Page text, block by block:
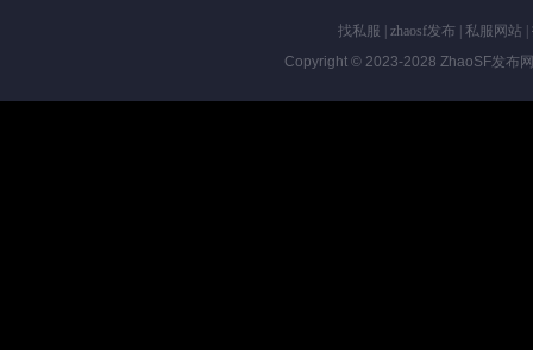
找私服 zhaosf发布 私服网站
Copyright © 2023-2028 ZhaoSF发布网